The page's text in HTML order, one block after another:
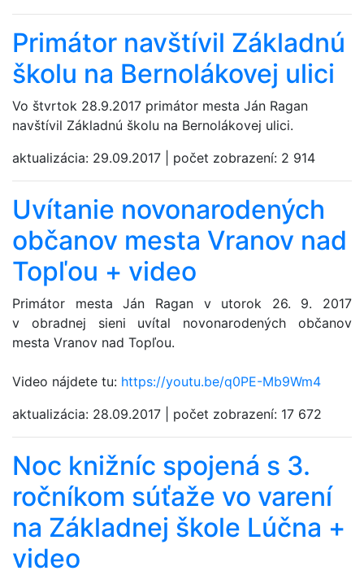
Primátor navštívil Základnú
školu na Bernolákovej ulici
Vo štvrtok 28.9.2017 primátor mesta Ján Ragan
navštívil Základnú školu na Bernolákovej ulici.
aktualizácia: 29.09.2017 počet zobrazení: 2 914
Uvítanie novonarodených
občanov mesta Vranov nad
Topľou + video
Primátor mesta Ján Ragan v utorok 26. 9. 2017
v obradnej sieni uvítal novonarodených občanov
mesta Vranov nad Topľou.
Video nájdete tu: https://youtu.be/q0PE-Mb9Wm4
aktualizácia: 28.09.2017 počet zobrazení: 17 672
Noc knižníc spojená s 3.
ročníkom súťaže vo varení
na Základnej škole Lúčna +
video